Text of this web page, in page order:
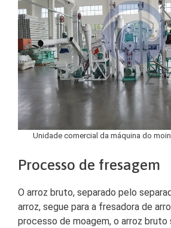
Unidade comercial da máquina do
Processo de fresagem
O arroz bruto, separado pelo
arroz, segue para a fresadora de
processo de moagem, o arroz